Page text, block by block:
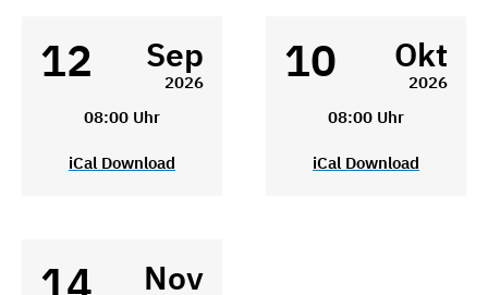
12 Sep
2026
08:00 Uhr
iCal Download
10 Okt
2026
08:00 Uhr
iCal Download
14 Nov